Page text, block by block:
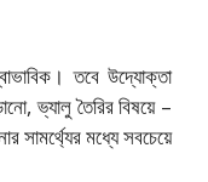
তবে উদ্যোক্তা
ভ্যালু তৈরির বিষয়ে –
মধ্যে সবচেয়ে